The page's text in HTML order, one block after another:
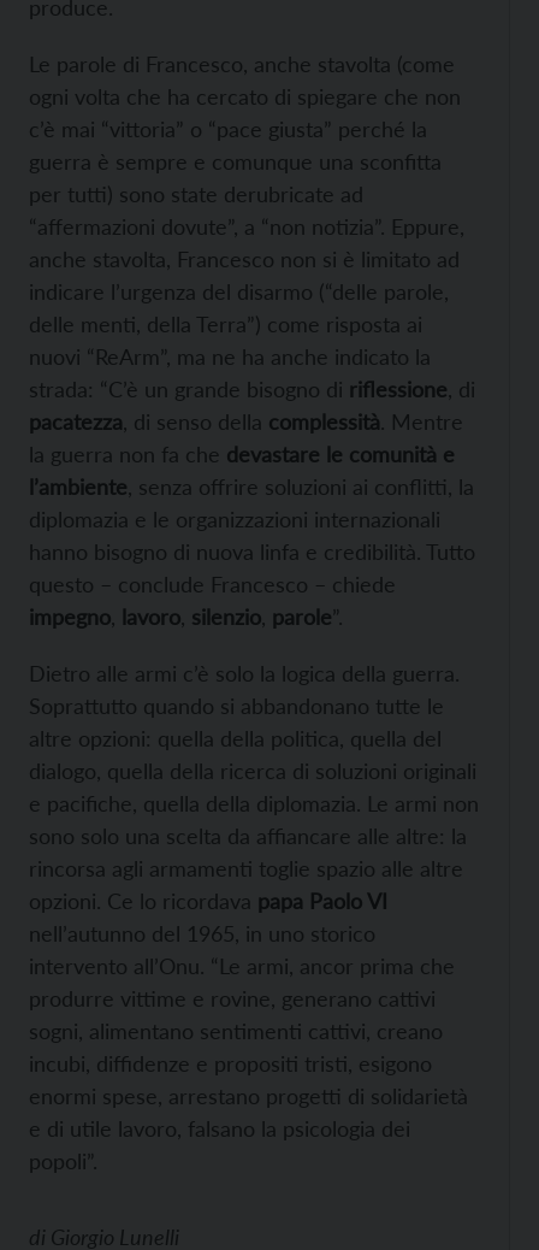
produce.
Le parole di Francesco, anche stavolta (come
ogni volta che ha cercato di spiegare che non
c’è mai “vittoria” o “pace giusta” perché la
guerra è sempre e comunque una sconfitta
per tutti) sono state derubricate ad
“affermazioni dovute”, a “non notizia”. Eppure,
anche stavolta, Francesco non si è limitato ad
indicare l’urgenza del disarmo (“delle parole,
delle menti, della Terra”) come risposta ai
nuovi “ReArm”, ma ne ha anche indicato la
strada: “C’è un grande bisogno di riflessione , di
pacatezza , di senso della complessità. Mentre
la guerra non fa che devastare le comunità e
l’ambiente , senza offrire soluzioni ai conflitti, la
diplomazia e le organizzazioni internazionali
hanno bisogno di nuova linfa e credibilità. Tutto
questo – conclude Francesco – chiede
impegno lavoro silenzio parole”.
Dietro alle armi c’è solo la logica della guerra.
Soprattutto quando si abbandonano tutte le
altre opzioni: quella della politica, quella del
dialogo, quella della ricerca di soluzioni originali
e pacifiche, quella della diplomazia. Le armi non
sono solo una scelta da affiancare alle altre: la
rincorsa agli armamenti toglie spazio alle altre
opzioni. Ce lo ricordava papa Paolo VI
nell’autunno del 1965, in uno storico
intervento all’Onu. “Le armi, ancor prima che
produrre vittime e rovine, generano cattivi
sogni, alimentano sentimenti cattivi, creano
incubi, diffidenze e propositi tristi, esigono
enormi spese, arrestano progetti di solidarietà
e di utile lavoro, falsano la psicologia dei
popoli”.
di Giorgio Lunelli